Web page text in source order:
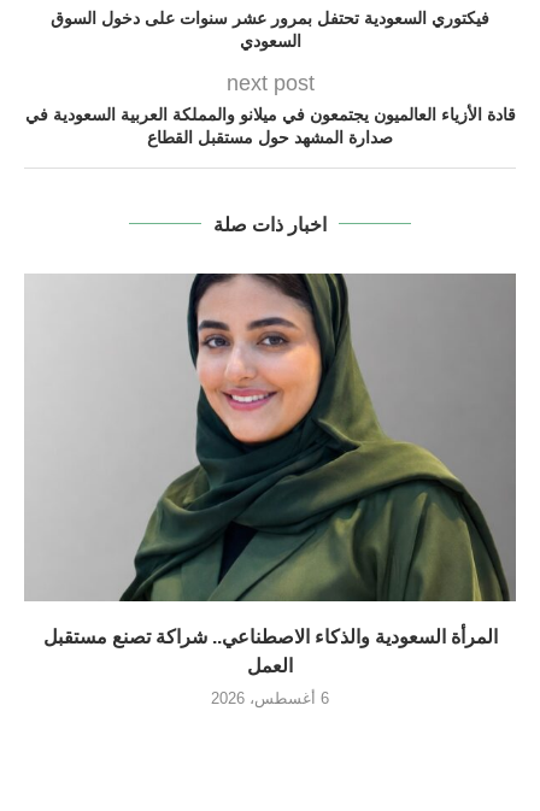
فيكتوري السعودية تحتفل بمرور عشر سنوات على دخول السوق
السعودي
next post
قادة الأزياء العالميون يجتمعون في ميلانو والمملكة العربية السعودية في
صدارة المشهد حول مستقبل القطاع
اخبار ذات صلة
المرأة السعودية والذكاء الاصطناعي.. شراكة تصنع مستقبل
العمل
6 أغسطس، 2026